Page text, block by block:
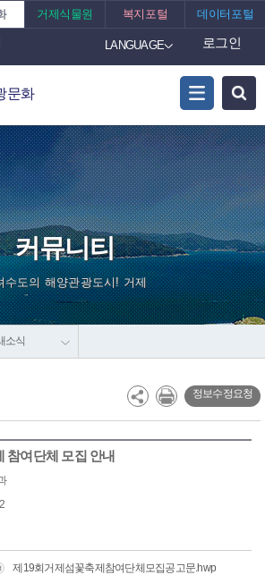
거제식물원 복지포털 데이터포털
LANGUAGE 로그인
문화
커뮤니티
수도의 해양관광도시! 거제
소식
정보수정요청
참여단체 모집 안내
제19회거제섬꽃축제참여단체모집공고문.hwp